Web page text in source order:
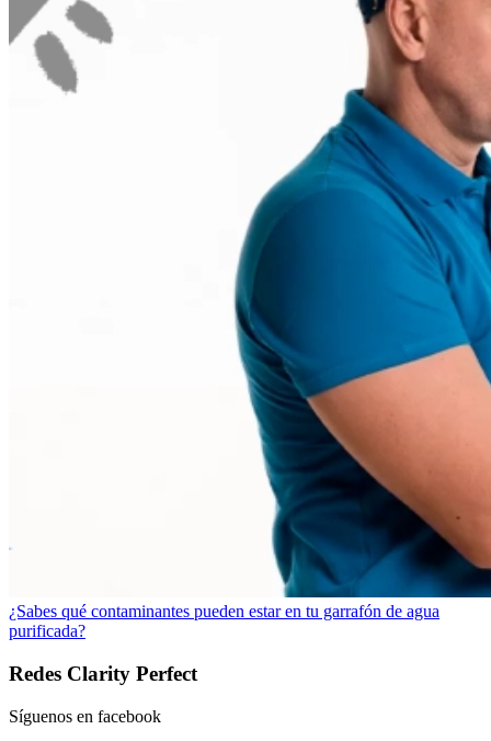
¿Sabes qué contaminantes pueden estar en tu garrafón de agua
purificada?
Redes Clarity Perfect
Síguenos en facebook